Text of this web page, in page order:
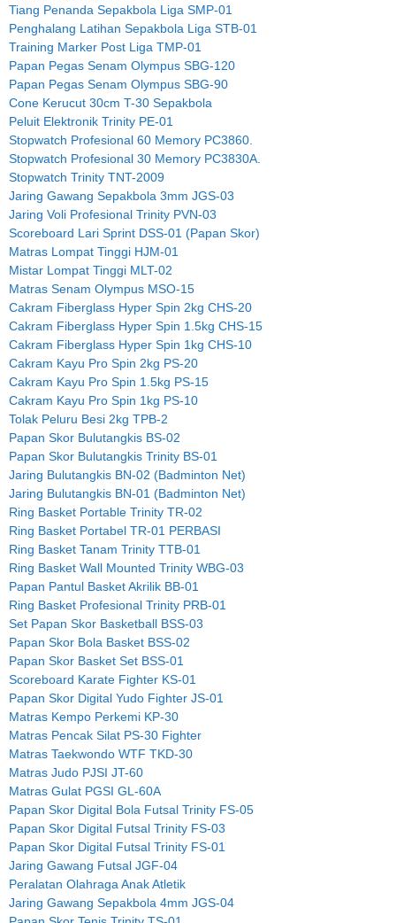
Tiang Penanda Sepakbola Liga SMP-01
Penghalang Latihan Sepakbola Liga STB-01
Training Marker Post Liga TMP-01
Papan Pegas Senam Olympus SBG-120
Papan Pegas Senam Olympus SBG-90
Cone Kerucut 30cm T-30 Sepakbola
Peluit Elektronik Trinity PE-01
Stopwatch Profesional 60 Memory PC3860.
Stopwatch Profesional 30 Memory PC3830A.
Stopwatch Trinity TNT-2009
Jaring Gawang Sepakbola 3mm JGS-03
Jaring Voli Profesional Trinity PVN-03
Scoreboard Lari Sprint DSS-01 (Papan Skor)
Matras Lompat Tinggi HJM-01
Mistar Lompat Tinggi MLT-02
Matras Senam Olympus MSO-15
Cakram Fiberglass Hyper Spin 2kg CHS-20
Cakram Fiberglass Hyper Spin 1.5kg CHS-15
Cakram Fiberglass Hyper Spin 1kg CHS-10
Cakram Kayu Pro Spin 2kg PS-20
Cakram Kayu Pro Spin 1.5kg PS-15
Cakram Kayu Pro Spin 1kg PS-10
Tolak Peluru Besi 2kg TPB-2
Papan Skor Bulutangkis BS-02
Papan Skor Bulutangkis Trinity BS-01
Jaring Bulutangkis BN-02 (Badminton Net)
Jaring Bulutangkis BN-01 (Badminton Net)
Ring Basket Portable Trinity TR-02
Ring Basket Portabel TR-01 PERBASI
Ring Basket Tanam Trinity TTB-01
Ring Basket Wall Mounted Trinity WBG-03
Papan Pantul Basket Akrilik BB-01
Ring Basket Profesional Trinity PRB-01
Set Papan Skor Basketball BSS-03
Papan Skor Bola Basket BSS-02
Papan Skor Basket Set BSS-01
Scoreboard Karate Fighter KS-01
Papan Skor Digital Yudo Fighter JS-01
Matras Kempo Perkemi KP-30
Matras Pencak Silat PS-30 Fighter
Matras Taekwondo WTF TKD-30
Matras Judo PJSI JT-60
Matras Gulat PGSI GL-60A
Papan Skor Digital Bola Futsal Trinity FS-05
Papan Skor Digital Futsal Trinity FS-03
Papan Skor Digital Futsal Trinity FS-01
Jaring Gawang Futsal JGF-04
Peralatan Olahraga Anak Atletik
Jaring Gawang Sepakbola 4mm JGS-04